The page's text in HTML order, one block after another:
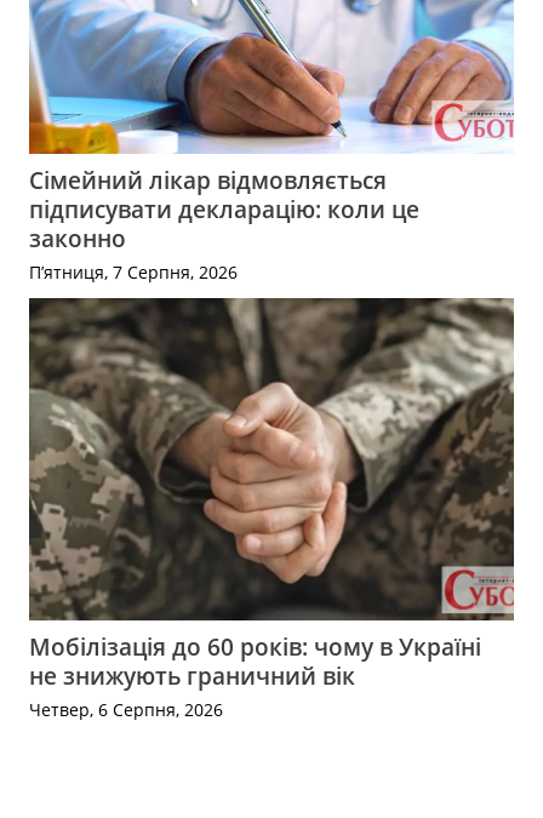
Сімейний лікар відмовляється
підписувати декларацію: коли це
законно
П’ятниця, 7 Серпня, 2026
Мобілізація до 60 років: чому в Україні
не знижують граничний вік
Четвер, 6 Серпня, 2026